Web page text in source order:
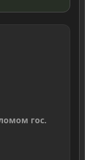
гос.